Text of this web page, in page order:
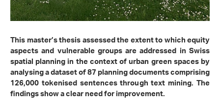
This master’s thesis assessed the extent to which equity
aspects and vulnerable groups are addressed in Swiss
spatial planning in the context of urban green spaces by
analysing a dataset of 87 planning documents comprising
126,000 tokenised sentences through text mining. The
findings show a clear need for improvement.